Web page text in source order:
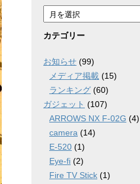
ア
ー
カ
ブ
カテゴリー
お知らせ (99)
メディア掲載 (15)
ランキング (60)
ガジェット (107)
ARROWS NX F-02G (4)
camera (14)
E-520 (1)
Eye-fi (2)
Fire TV Stick (1)